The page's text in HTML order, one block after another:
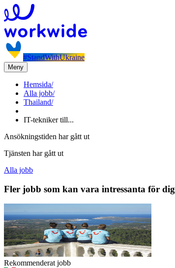
#StandWithUkraine
Meny
Hemsida/
Alla jobb/
Thailand/
IT-tekniker till...
Ansökningstiden har gått ut
Tjänsten har gått ut
Alla jobb
Fler jobb som kan vara intressanta för dig
Rekommenderat jobb